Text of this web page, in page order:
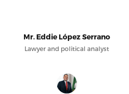
Mr. Eddie López Serrano
Lawyer and political analyst